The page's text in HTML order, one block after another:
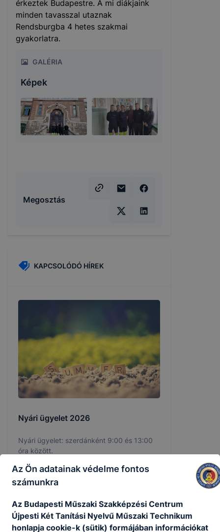
érkeztek Budapestre. A mi diákjaink
minden tavasszal utaznak
Rendsburgba 4 hetes szakmai
gyakorlatra.
GALÉRIA
Képek
Megosztás
KAPCSOLÓDÓ HÍREK
Nyári ügyelet 2026
Nyári ügyelet: szerdánként 9:00 és 13:00
óra között.
2026. júl. 1.
Az Ön adatainak védelme fontos
számunkra
Az Budapesti Műszaki Szakképzési Centrum
Újpesti Két Tanítási Nyelvű Műszaki Technikum
honlapja cookie-k (sütik) formájában információkat